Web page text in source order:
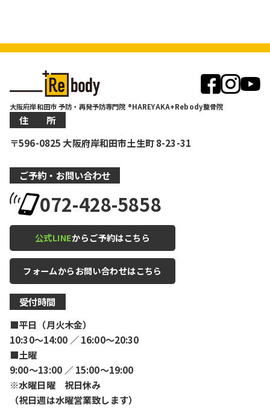
大阪府岸和田市 予防・再発予防専門院 ®HAREYAKA+Rebody整骨院
住 所
〒596-0825 大阪府岸和田市土生町 8-23-31
ご予約・お問い合わせ
072-428-5858
公式LINEからご予約はこちら
フォームからお問い合わせはこちら
受付時間
■平日（月火木金）
10:30〜14:00 ／ 16:00〜20:30
■土曜
9:00〜13:00 ／ 15:00〜19:00
※水曜日曜 祝日休み
（祝日週は水曜営業致します）